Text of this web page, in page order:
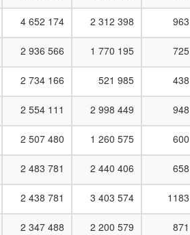
4 652 174 2 312 398 963
2 936 566 1 770 195 725
2 734 166 521 985 438
2 554 111 2 998 449 948
2 507 480 1 260 575 600
2 483 781 2 440 406 658
2 438 781 3 403 574 1183
2 347 488 2 200 579 871